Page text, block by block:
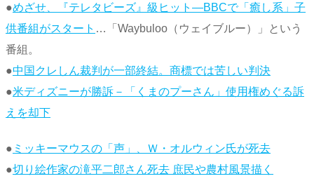
●めざせ、『テレタビーズ』級ヒット―BBCで「癒し系」子
供番組がスタート …「Waybuloo（ウェイブルー）」という
番組。
●中国クレしん裁判が一部終結。商標では苦しい判決
●米ディズニーが勝訴－「くまのプーさん」使用権めぐる訴
えを却下
● ミッキーマウスの「声」、Ｗ・オルウィン氏が死去
●切り絵作家の滝平二郎さん死去 庶民や農村風景描く